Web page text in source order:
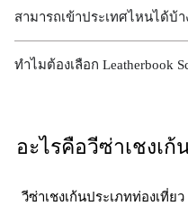
สามารถเข้าประเทศไหนได้บ้า
ทำไมต้องเลือก​ Leatherbook
อะไรคือวีซ่าเชงเ
วีซ่าเชงเก้นประเภทท่องเที่